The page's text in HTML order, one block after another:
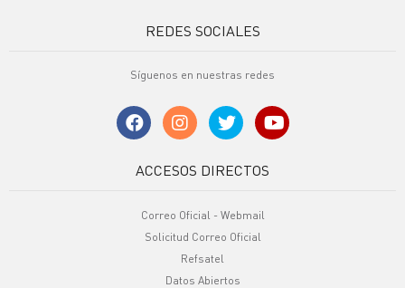
REDES SOCIALES
Síguenos en nuestras redes
ACCESOS DIRECTOS
Correo Oficial - Webmail
Solicitud Correo Oficial
Refsatel
Datos Abiertos